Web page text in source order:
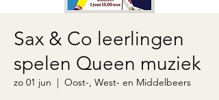
Sax & Co leerlingen
spelen Queen muziek
zo 01 jun
  |
Oost-, West- en Middelbeers